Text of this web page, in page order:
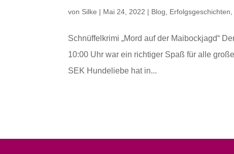
von Silke | Mai 24, 2022 | Blog Erfolgsgeschichten
Schnüffelkrimi „Mord auf der Maibockjagd“
10:00 Uhr war ein richtiger Spaß für alle
SEK Hundeliebe hat in...